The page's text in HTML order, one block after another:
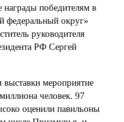
победителям в
округ»
руководителя
РФ Сергей
мероприятие
человек. 97
оценили павильоны